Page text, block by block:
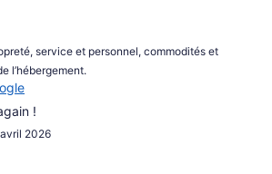
service et personnel, commodités et
l’hébergement.
!
2026